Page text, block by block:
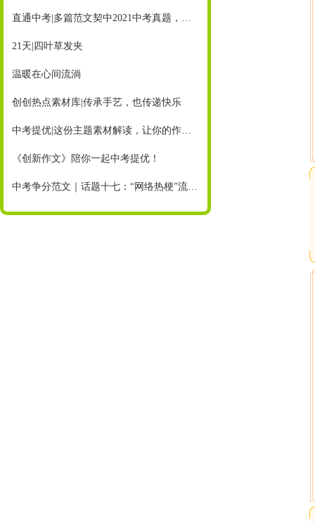
直通中考|多篇范文契中2021中考真题，《创新作文》助你赢中考
21天|四叶草发夹
温暖在心间流淌
创创热点素材库|传承手艺，也传递快乐
中考提优|这份主题素材解读，让你的作文超有亮点！
《创新作文》陪你一起中考提优！
中考争分范文｜话题十七：“网络热梗”流行，你也不会好好说话了吗